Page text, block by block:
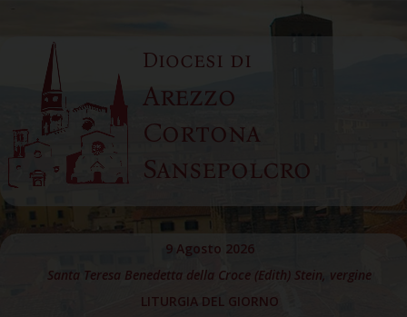
content
Diocesi di
Arezzo
Cortona
Sansepolcro
9 Agosto 2026
Santa Teresa Benedetta della Croce (Edith) Stein, vergine
LITURGIA DEL GIORNO